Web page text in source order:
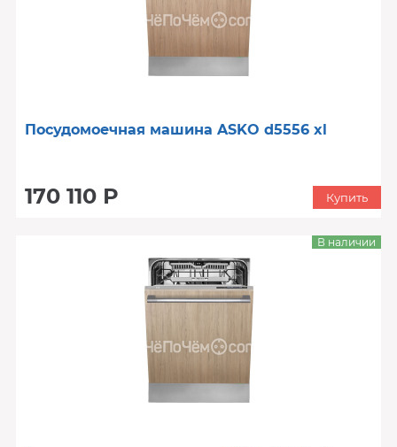
Посудомоечная машина ASKO d5556 xl
170 110 Р Купить
В наличии